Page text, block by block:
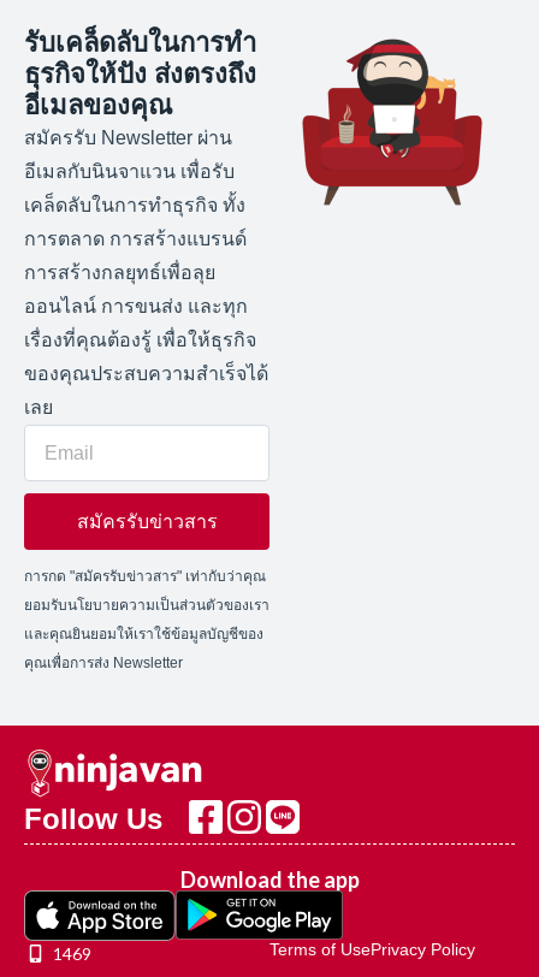
รับเคล็ดลับในการทำ
ธุรกิจให้ปัง ส่งตรงถึง
อีเมลของคุณ
สมัครรับ Newsletter ผ่าน
อีเมลกับนินจาแวน เพื่อรับ
เคล็ดลับในการทำธุรกิจ ทั้ง
การตลาด การสร้างแบรนด์
การสร้างกลยุทธ์เพื่อลุย
ออนไลน์ การขนส่ง และทุก
เรื่องที่คุณต้องรู้ เพื่อให้ธุรกิจ
ของคุณประสบความสำเร็จได้
เลย
สมัครรับข่าวสาร
การกด "สมัครรับข่าวสาร" เท่ากับว่าคุณ
ยอมรับนโยบายความเป็นส่วนตัวของเรา
และคุณยินยอมให้เราใช้ข้อมูลบัญชีของ
คุณเพื่อการส่ง Newsletter
Follow Us
Download the app
1469 Terms of UsePrivacy Policy